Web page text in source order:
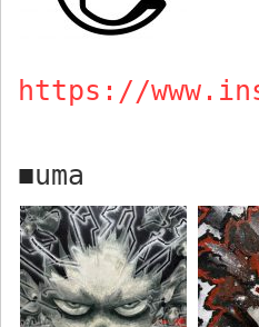
https://
■uma